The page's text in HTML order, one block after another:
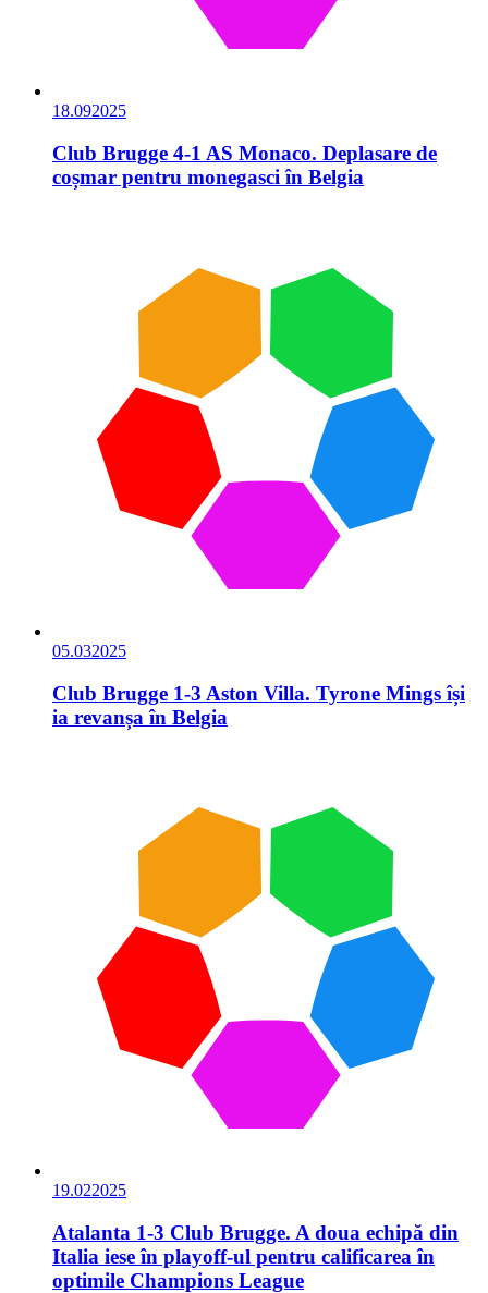
18.092025
Club Brugge 4-1 AS Monaco. Deplasare de
coșmar pentru monegasci în Belgia
05.032025
Club Brugge 1-3 Aston Villa. Tyrone Mings își
ia revanșa în Belgia
19.022025
Atalanta 1-3 Club Brugge. A doua echipă din
Italia iese în playoff-ul pentru calificarea în
optimile Champions League